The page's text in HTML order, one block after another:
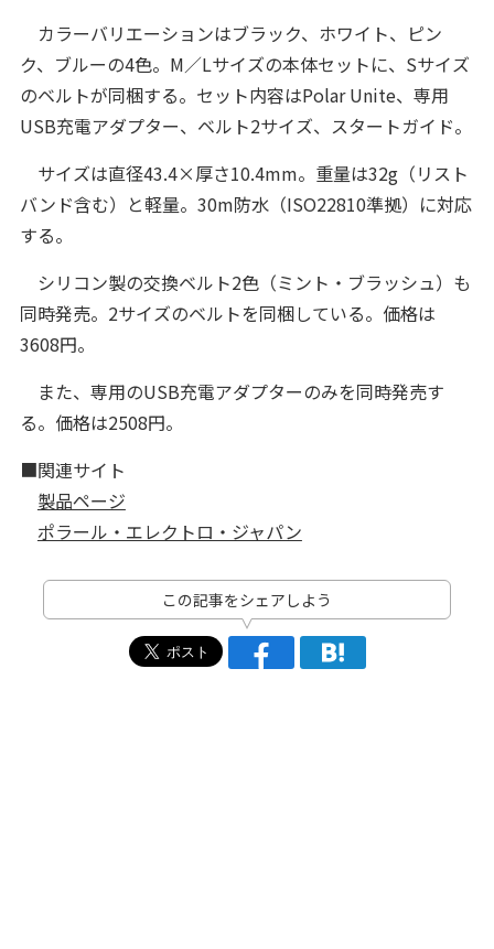
カラーバリエーションはブラック、ホワイト、ピン
ク、ブルーの4色。M／Lサイズの本体セットに、Sサイズ
のベルトが同梱する。セット内容はPolar Unite、専用
USB充電アダプター、ベルト2サイズ、スタートガイド。
サイズは直径43.4×厚さ10.4mm。重量は32g（リスト
バンド含む）と軽量。30m防水（ISO22810準拠）に対応
する。
シリコン製の交換ベルト2色（ミント・ブラッシュ）も
同時発売。2サイズのベルトを同梱している。価格は
3608円。
また、専用のUSB充電アダプターのみを同時発売す
る。価格は2508円。
■関連サイト
製品ページ
ポラール・エレクトロ・ジャパン
この記事をシェアしよう